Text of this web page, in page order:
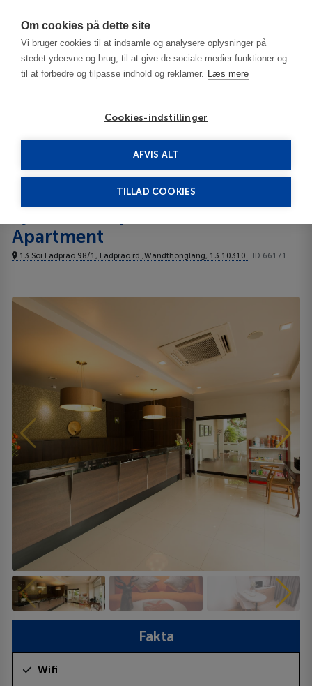
Om cookies på dette site
Vi bruger cookies til at indsamle og analysere oplysninger på
stedet ydeevne og brug, til at give de sociale medier funktioner og
til at forbedre og tilpasse indhold og reklamer. Læs mere
Cookies-indstillinger
AFVIS ALT
TILLAD COOKIES
Bangkok
Synsiri 2 Ladprao 98/1 Apartment 2**
Apartment
13 Soi Ladprao 98/1, Ladprao rd.,Wandthonglang, 13 10310 ID 66171
Fakta
Wifi